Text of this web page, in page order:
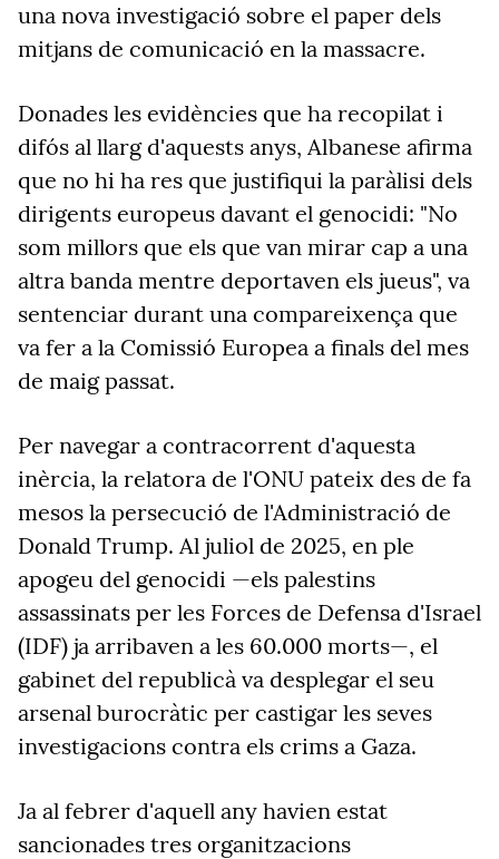
una nova investigació sobre el paper dels
mitjans de comunicació en la massacre.
Donades les evidències que ha recopilat i
difós al llarg d'aquests anys, Albanese afirma
que no hi ha res que justifiqui la paràlisi dels
dirigents europeus davant el genocidi: "No
som millors que els que van mirar cap a una
altra banda mentre deportaven els jueus", va
sentenciar durant una compareixença que
va fer a la Comissió Europea a finals del mes
de maig passat.
Per navegar a contracorrent d'aquesta
inèrcia, la relatora de l'ONU pateix des de fa
mesos la persecució de l'Administració de
Donald Trump. Al juliol de 2025, en ple
apogeu del genocidi —els palestins
assassinats per les Forces de Defensa d'Israel
(IDF) ja arribaven a les 60.000 morts—, el
gabinet del republicà va desplegar el seu
arsenal burocràtic per castigar les seves
investigacions contra els crims a Gaza.
Ja al febrer d'aquell any havien estat
sancionades tres organitzacions